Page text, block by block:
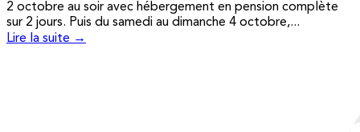
2 octobre au soir avec hébergement en pension complète
sur 2 jours. Puis du samedi au dimanche 4 octobre,...
Lire la suite →